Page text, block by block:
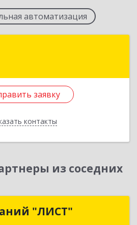
автоматизация
заявку
контакты
Тойменка ул, дом № 8Г
из соседних
"ЛИСТ"
компаний "ЛИСТ"